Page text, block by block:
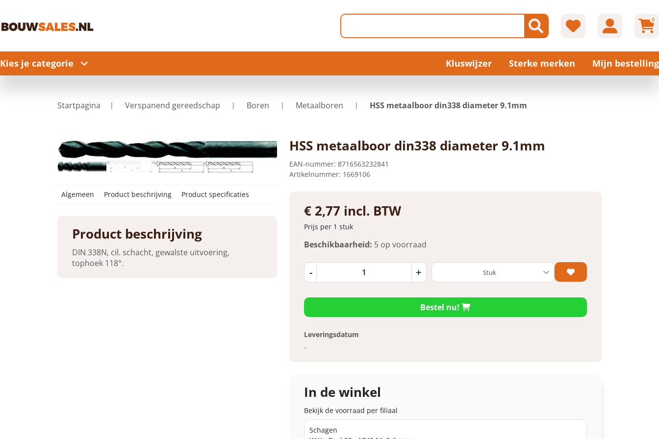
0
Kies je categorie Kluswijzer Sterke merken Mijn bestelling
Startpagina Verspanend gereedschap Boren Metaalboren HSS metaalboor din338 diameter 9.1mm
Product beschrijving
DIN 338N, cil. schacht, gewalste uitvoering,
tophoek 118°.
Algemeen Product beschrijving Product specificaties
HSS metaalboor din338 diameter 9.1mm
EAN-nummer: 8716563232841
Artikelnummer: 1669106
€ 2,77 incl. BTW
Prijs per 1 stuk
Beschikbaarheid: 5 op voorraad
- +
Bestel nu!
Leveringsdatum
-
In de winkel
Bekijk de voorraad per filiaal
Schagen